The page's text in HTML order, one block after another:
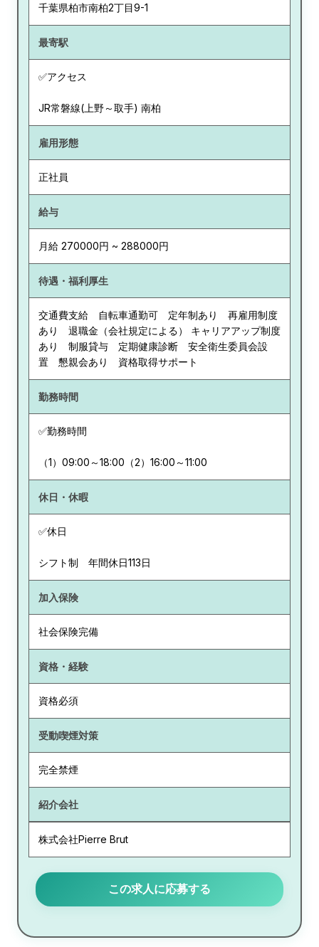
千葉県柏市南柏2丁目9-1
最寄駅
✅アクセス
JR常磐線(上野～取手) 南柏
雇用形態
正社員
給与
月給 270000円 ~ 288000円
待遇・福利厚生
交通費支給 自転車通勤可 定年制あり 再雇用制度
あり 退職金（会社規定による） キャリアアップ制度
あり 制服貸与 定期健康診断 安全衛生委員会設
置 懇親会あり 資格取得サポート
勤務時間
✅勤務時間
（1）09:00～18:00（2）16:00～11:00
休日・休暇
✅休日
シフト制 年間休日113日
加入保険
社会保険完備
資格・経験
資格必須
受動喫煙対策
完全禁煙
紹介会社
株式会社Pierre Brut
この求人に応募する